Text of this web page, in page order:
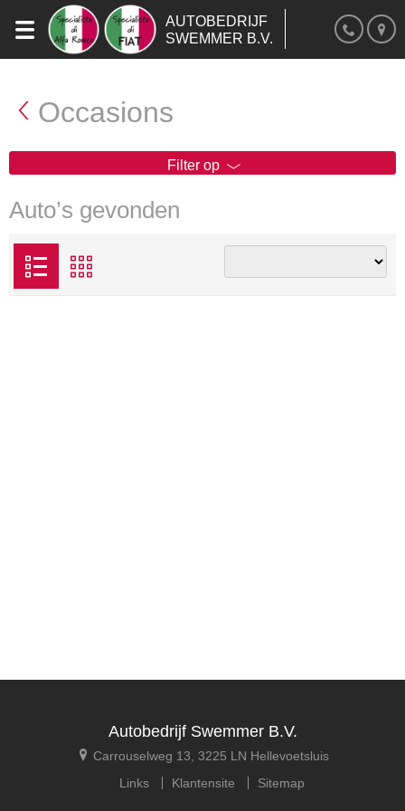
AUTOBEDRIJF
SWEMMER B.V.
Occasions
Filter op
Auto’s gevonden
Autobedrijf Swemmer B.V.
Carrouselweg 13, 3225 LN Hellevoetsluis
Links
Klantensite Sitemap